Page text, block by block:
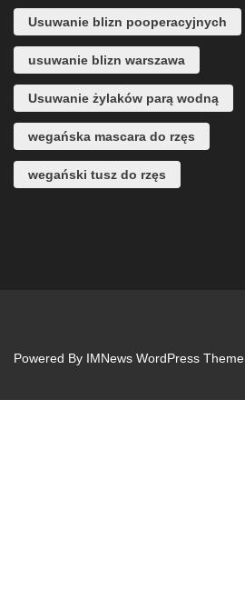
Usuwanie blizn pooperacyjnych
usuwanie blizn warszawa
Usuwanie żylaków parą wodną
wegańska mascara do rzęs
wegański tusz do rzęs
Powered By IMNews WordPress Theme